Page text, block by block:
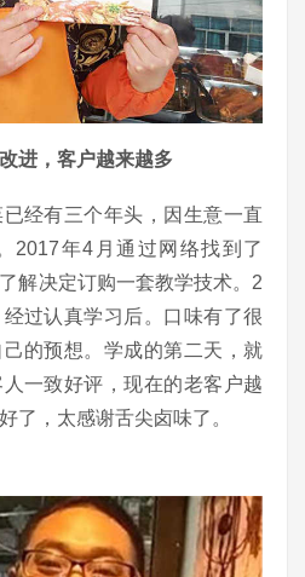
进，客户越来越多
经有三个年头，因生意一直
2017年4月通过网络找到了
解决定订购一套教学技术。2
过认真学习后。口味有了很
的预想。学成的第二天，就
一致好评，现在的老客户越
了，太感谢舌尖卤味了。